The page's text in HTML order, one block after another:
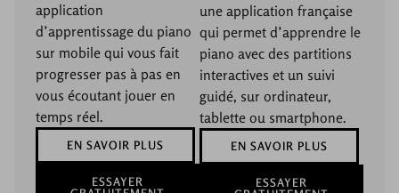
application
d’apprentissage du piano
sur mobile qui vous fait
progresser pas à pas en
vous écoutant jouer en
temps réel.
EN SAVOIR PLUS
ESSAYER
une application française
qui permet d’apprendre le
piano avec des partitions
interactives et un suivi
guidé, sur ordinateur,
tablette ou smartphone.
EN SAVOIR PLUS
ESSAYER